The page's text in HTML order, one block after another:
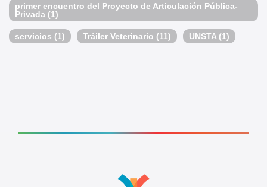
primer encuentro del Proyecto de Articulación Pública-
Privada (1)
servicios (1) Tráiler Veterinario (11) UNSTA (1)